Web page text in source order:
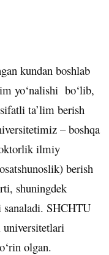
kundan boshlab
yo‘nalishi bo‘lib,
ta’lim berish
– boshqa
ilmiy
berish
shuningdek
SHCHTU
universitetlari
olgan.